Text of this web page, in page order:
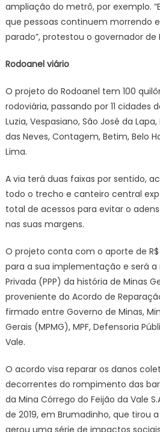
ampliação do metrô, por exemplo.
que pessoas continuem morrendo
parado”, protestou o governador de
Rodoanel viário
O projeto do Rodoanel tem 100
rodoviária, passando por 11 cidades
Luzia, Vespasiano, São José da
das Neves, Contagem, Betim, Belo
Lima.
A via terá duas faixas por sentido,
todo o trecho e canteiro central
total de acessos para evitar o
nas suas margens.
O projeto conta com o aporte de R$
para a sua implementação e será a
Privada (PPP) da história de Minas
proveniente do Acordo de
firmado entre Governo de Minas,
Gerais (MPMG), MPF, Defensoria
Vale.
O acordo visa reparar os danos
decorrentes do rompimento das
da Mina Córrego do Feijão da Vale
de 2019, em Brumadinho, que tirou
gerou uma série de impactos